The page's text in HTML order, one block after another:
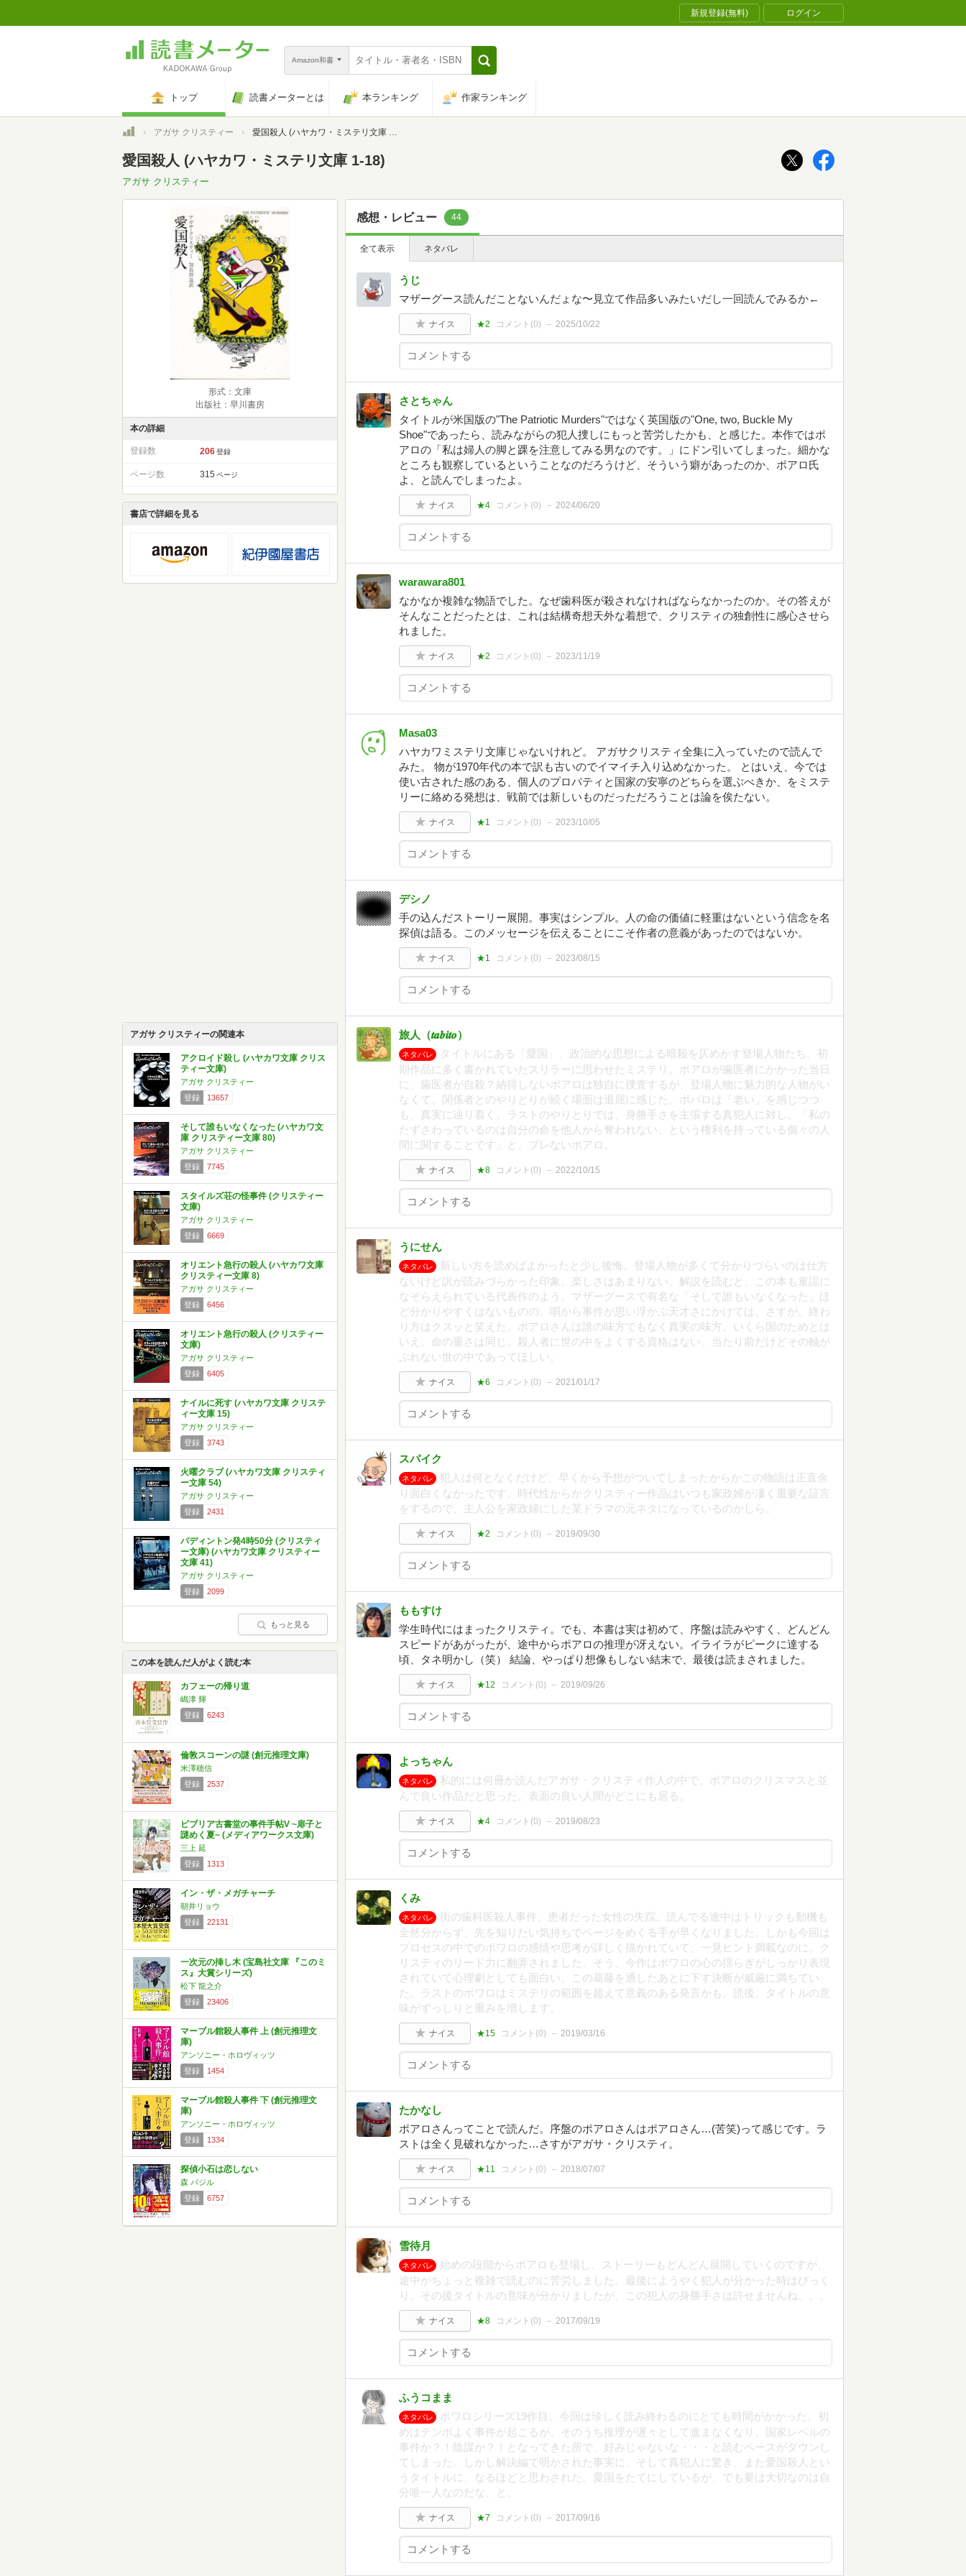
新規登録(無料) ログイン
Amazon和書
トップ 読書メーターとは 本ランキング 作家ランキング
トップアガサ クリスティー 愛国殺人 (ハヤカワ・ミステリ文庫 1-18)
愛国殺人 (ハヤカワ・ミステリ文庫 1-18)
アガサ クリスティー
形式：文庫
出版社：早川書房
本の詳細
登録数 206 登録
ページ数 315 ページ
書店で詳細を見る
アガサ クリスティーの関連本
アクロイド殺し (ハヤカワ文庫 クリス
ティー文庫)
アガサ クリスティー
登録
13657
そして誰もいなくなった (ハヤカワ文
庫 クリスティー文庫 80)
アガサ クリスティー
登録
7745
スタイルズ荘の怪事件 (クリスティー
文庫)
アガサ クリスティー
登録
6669
オリエント急行の殺人 (ハヤカワ文庫
クリスティー文庫 8)
アガサ クリスティー
登録
6456
オリエント急行の殺人 (クリスティー
文庫)
アガサ クリスティー
登録
6405
ナイルに死す (ハヤカワ文庫 クリステ
ィー文庫 15)
アガサ クリスティー
登録
3743
火曜クラブ (ハヤカワ文庫 クリスティ
ー文庫 54)
アガサ クリスティー
登録
2431
パディントン発4時50分 (クリスティ
ー文庫) (ハヤカワ文庫 クリスティー
文庫 41)
アガサ クリスティー
登録
2099
もっと見る
この本を読んだ人がよく読む本
カフェーの帰り道
嶋津 輝
登録
6243
倫敦スコーンの謎 (創元推理文庫)
米澤穂信
登録
2537
ビブリア古書堂の事件手帖V ~扉子と
謎めく夏~ (メディアワークス文庫)
三上 延
登録
1313
イン・ザ・メガチャーチ
朝井リョウ
登録
22131
一次元の挿し木 (宝島社文庫 『このミ
ス』大賞シリーズ)
松下 龍之介
登録
23406
マーブル館殺人事件 上 (創元推理文
庫)
アンソニー・ホロヴィッツ
登録
1454
マーブル館殺人事件 下 (創元推理文
庫)
アンソニー・ホロヴィッツ
登録
1334
探偵小石は恋しない
森 バジル
登録
6757
感想・レビュー 44
全て表示 ネタバレ
うじ
マザーグース読んだことないんだょな〜見立て作品多いみたいだし一回読んでみるか←
ナイス ★2 コメント(0) 2025/10/22
さとちゃん
タイトルが米国版の"The Patriotic Murders"ではなく英国版の"One, two, Buckle My
Shoe"であったら、読みながらの犯人捜しにもっと苦労したかも、と感じた。本作ではポ
アロの「私は婦人の脚と踝を注意してみる男なのです。」にドン引いてしまった。細かな
ところも観察しているということなのだろうけど、そういう癖があったのか、ポアロ氏
よ、と読んでしまったよ。
ナイス ★4 コメント(0) 2024/06/20
warawara801
なかなか複雑な物語でした。なぜ歯科医が殺されなければならなかったのか。その答えが
そんなことだったとは、これは結構奇想天外な着想で、クリスティの独創性に感心させら
れました。
ナイス ★2 コメント(0) 2023/11/19
Masa03
ハヤカワミステリ文庫じゃないけれど。 アガサクリスティ全集に入っていたので読んで
みた。 物が1970年代の本で訳も古いのでイマイチ入り込めなかった。 とはいえ、今では
使い古された感のある、個人のプロパティと国家の安寧のどちらを選ぶべきか、をミステ
リーに絡める発想は、戦前では新しいものだっただろうことは論を俟たない。
ナイス ★1 コメント(0) 2023/10/05
デシノ
手の込んだストーリー展開。事実はシンプル。人の命の価値に軽重はないという信念を名
探偵は語る。このメッセージを伝えることにこそ作者の意義があったのではないか。
ナイス ★1 コメント(0) 2023/08/15
旅人（𝒕𝒂𝒃𝒊𝒕𝒐）
ネタバレ
タイトルにある「愛国」、政治的な思想による暗殺を仄めかす登場人物たち。初
期作品に多く書かれていたスリラーに思わせたミステリ。ポアロが歯医者にかかった当日
に、歯医者が自殺？納得しないポアロは独自に捜査するが、登場人物に魅力的な人物がい
なくて、関係者とのやりとりが続く場面は退屈に感じた。ポパロは「老い」を感じつつ
も、真実に辿り着く。ラストのやりとりでは、身勝手さを主張する真犯人に対し、「私の
たずさわっているのは自分の命を他人から奪われない、という権利を持っている個々の人
間に関することです」と、ブレないポアロ。
ナイス ★8 コメント(0) 2022/10/15
うにせん
ネタバレ
新しい方を読めばよかったと少し後悔。登場人物が多くて分かりづらいのは仕方
ないけど訳が読みづらかった印象。楽しさはあまりない。解説を読むと、この本も童謡に
なぞらえられている代表作のよう。マザーグースで有名な「そして誰もいなくなった」ほ
ど分かりやすくはないものの、唄から事件が思い浮かぶ天才さにかけては、さすが。終わ
り方はクスッと笑えた。ポアロさんは誰の味方でもなく真実の味方。いくら国のためとは
いえ、命の重さは同じ。殺人者に世の中をよくする資格はない。当たり前だけどその軸が
ぶれない世の中であってほしい。
ナイス ★6 コメント(0) 2021/01/17
スパイク
ネタバレ
犯人は何となくだけど、早くから予想がついてしまったからかこの物語は正直余
り面白くなかったです。時代性からかクリスティー作品はいつも家政婦が凄く重要な証言
をするので、主人公を家政婦にした某ドラマの元ネタになっているのかしら。
ナイス ★2 コメント(0) 2019/09/30
ももすけ
学生時代にはまったクリスティ。でも、本書は実は初めて、序盤は読みやすく、どんどん
スピードがあがったが、途中からポアロの推理が冴えない。イライラがピークに達する
頃、タネ明かし（笑） 結論、やっぱり想像もしない結末で、最後は読まされました。
ナイス ★12 コメント(0) 2019/09/26
よっちゃん
ネタバレ
私的には何冊か読んだアガサ・クリスティ作人の中で、ポアロのクリスマスと並
んで良い作品だと思った。表面の良い人間がどこにも居る。
ナイス ★4 コメント(0) 2019/08/23
くみ
ネタバレ
街の歯科医殺人事件、患者だった女性の失踪。読んでる途中はトリックも動機も
全然分からず、先を知りたい気持ちでページをめくる手が早くなりました。しかも今回は
プロセスの中でのポワロの感情や思考が詳しく描かれていて、一見ヒント満載なのに。ク
リスティのリード力に翻弄されました。そう、今作はポワロの心の揺らぎがしっかり表現
されていて心理劇としても面白い。この葛藤を通したあとに下す決断が威厳に満ちてい
た。ラストのポワロはミステリの範囲を超えて意義のある発言かも。読後、タイトルの意
味がずっしりと重みを増します。
ナイス ★15 コメント(0) 2019/03/16
たかなし
ポアロさんってことで読んだ。序盤のポアロさんはポアロさん…(苦笑)って感じです。ラ
ストは全く見破れなかった…さすがアガサ・クリスティ。
ナイス ★11 コメント(0) 2018/07/07
雪待月
ネタバレ
始めの段階からポアロも登場し、ストーリーもどんどん展開していくのですが、
途中がちょっと複雑で読むのに苦労しました。最後にようやく犯人が分かった時はびっく
り。その後タイトルの意味が分かりましたが、この犯人の身勝手さは許せませんね。。。
ナイス ★8 コメント(0) 2017/09/19
ふうコまま
ネタバレ
ポワロシリーズ19作目。今回は珍しく読み終わるのにとても時間がかかった。初
めはテンポよく事件が起こるが、そのうち推理が遅々として進まなくなり、国家レベルの
事件か？！陰謀か？！となってきた所で、好みじゃないな・・・と読むペースがダウンし
てしまった。しかし解決編で明かされた事実に、そして真犯人に驚き、また愛国殺人とい
うタイトルに、なるほどと思わされた。愛国をたてにしているが、でも要は大切なのは自
分唯一人なのだな、と。
ナイス ★7 コメント(0) 2017/09/16